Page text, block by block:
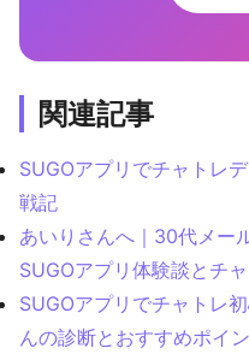
関連記事
SUGOアプリでチャトレ
戦記
あいりさんへ｜30代メー
SUGOアプリ体験談とチ
SUGOアプリでチャトレ
んの診断とおすすめポイ